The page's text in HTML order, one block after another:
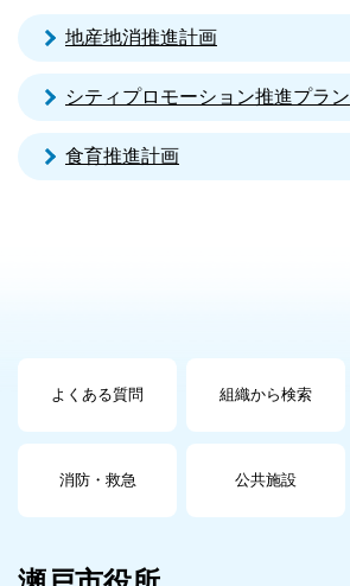
地産地消推進計画
シティプロモーション推進プラン
食育推進計画
よくある質問 組織から検索
消防・救急 公共施設